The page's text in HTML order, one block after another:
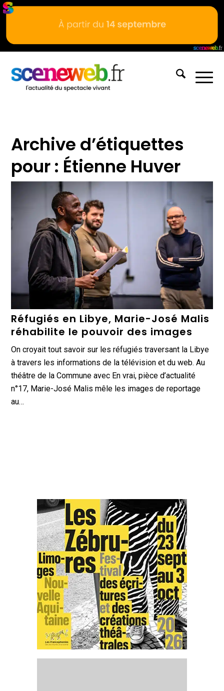
Archive d’étiquettes
pour : Étienne Huver
Réfugiés en Libye, Marie-José Malis
réhabilite le pouvoir des images
On croyait tout savoir sur les réfugiés traversant la Libye
à travers les informations de la télévision et du web. Au
théâtre de la Commune avec En vrai, pièce d’actualité
n°17, Marie-José Malis mêle les images de reportage
au…